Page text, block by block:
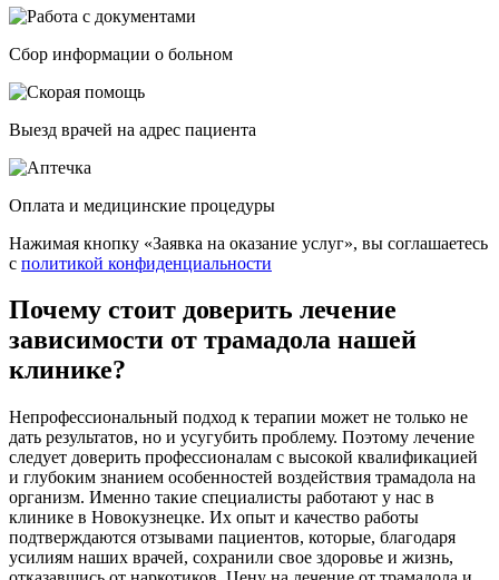
Cбор информации о больном
Выезд врачей на адрес пациента
Оплата и медицинские процедуры
Нажимая кнопку «Заявка на оказание услуг», вы соглашаетесь
с политикой конфиденциальности
Почему стоит доверить лечение
зависимости от трамадола нашей
клинике?
Непрофессиональный подход к терапии может не только не
дать результатов, но и усугубить проблему. Поэтому лечение
следует доверить профессионалам с высокой квалификацией
и глубоким знанием особенностей воздействия трамадола на
организм. Именно такие специалисты работают у нас в
клинике в Новокузнецке. Их опыт и качество работы
подтверждаются отзывами пациентов, которые, благодаря
усилиям наших врачей, сохранили свое здоровье и жизнь,